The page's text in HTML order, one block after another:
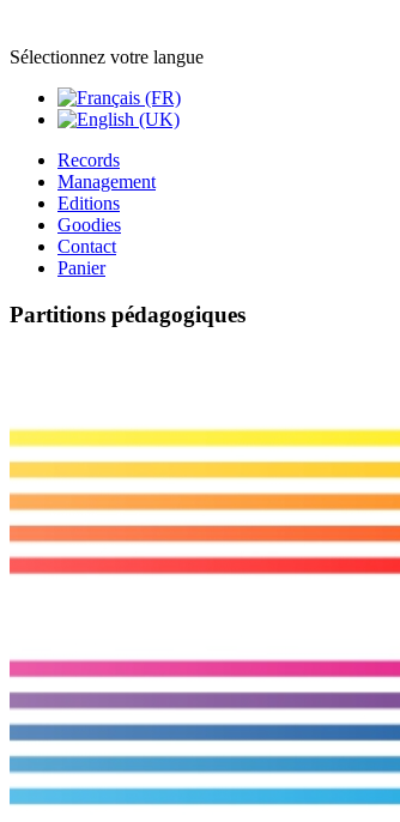
Sélectionnez votre langue
Records
Management
Editions
Goodies
Contact
Panier
Partitions pédagogiques